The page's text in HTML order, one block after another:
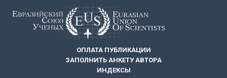
ОПЛАТА ПУБЛИКАЦИИ
ЗАПОЛНИТЬ АНКЕТУ АВТОРА
ИНДЕКСЫ